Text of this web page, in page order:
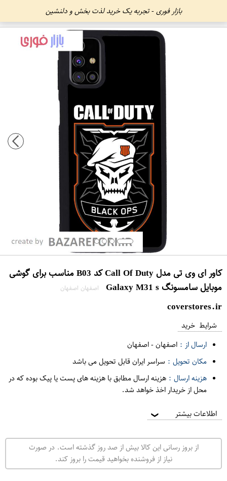
بازار فوری - تجربه یک خرید لذت بخش و دلنشین
کاور ای وی تی مدل Call Of Duty کد B03 مناسب برای گوشی
موبایل سامسونگ Galaxy M31 s
اصفهان اصفهان
coverstores.ir
شرایط خرید
ارسال از : اصفهان-اصفهان
مکان تحویل : سراسر ایران قابل تحویل می باشد
هزینه ارسال : هزینه ارسال مطابق با هزینه های پست یا پیک بوده که در
محل از خریدار اخذ خواهد شد.
اطلاعات بیشتر ❯
از بروز رسانی این کالا بیش از صد روز گذشته است. در صورت
نیاز از فروشنده بخواهید قیمت را بروز کند.